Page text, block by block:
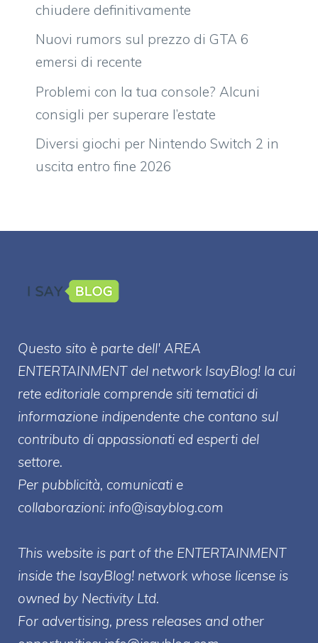
chiudere definitivamente
Nuovi rumors sul prezzo di GTA 6
emersi di recente
Problemi con la tua console? Alcuni
consigli per superare l’estate
Diversi giochi per Nintendo Switch 2 in
uscita entro fine 2026
Questo sito è parte dell' AREA
ENTERTAINMENT del network IsayBlog! la cui
rete editoriale comprende siti tematici di
informazione indipendente che contano sul
contributo di appassionati ed esperti del
settore.
Per pubblicità, comunicati e
collaborazioni: info@isayblog.com
This website is part of the ENTERTAINMENT
inside the IsayBlog! network whose license is
owned by Nectivity Ltd.
For advertising, press releases and other